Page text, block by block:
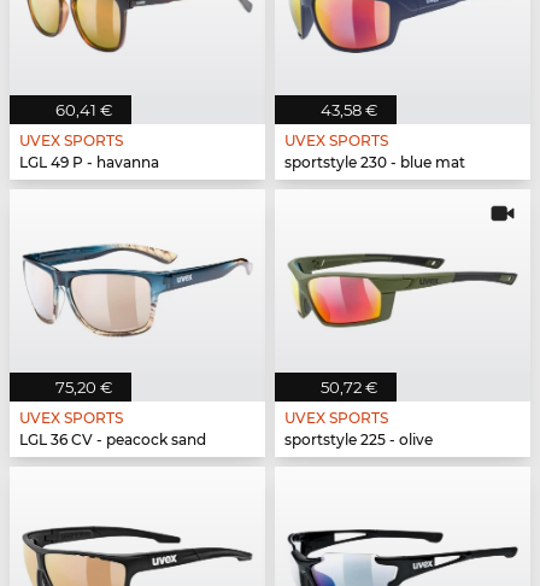
60,41 €
UVEX SPORTS
LGL 49 P - havanna
43,58 €
UVEX SPORTS
sportstyle 230 - blue mat
75,20 €
UVEX SPORTS
LGL 36 CV - peacock sand
50,72 €
UVEX SPORTS
sportstyle 225 - olive